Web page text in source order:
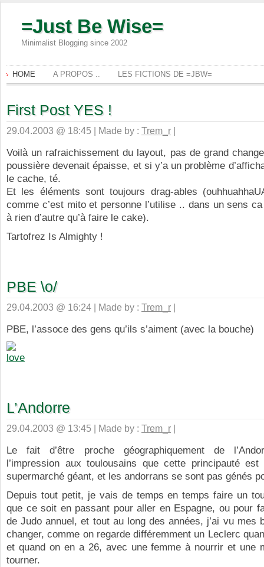
=Just Be Wise=
Minimalist Blogging since 2002
HOME A PROPOS .. LES FICTIONS DE =JBW=
First Post YES !
29.04.2003 @ 18:45 | Made by : Trem_r |
Voilà un rafraichissement du layout, pas de grand
poussière devenait épaisse, et si y’a un problème
le cache, té.
Et les éléments sont toujours drag-ables
comme c’est mito et personne l’utilise .. dans un sens
à rien d’autre qu’à faire le cake).
Tartofrez Is Almighty !
PBE \o/
29.04.2003 @ 16:24 | Made by : Trem_r |
PBE, l’assoce des gens qu’ils s’aiment (avec la bouche)
L’Andorre
29.04.2003 @ 13:45 | Made by : Trem_r |
Le fait d’être proche géographiquement de
l’impression aux toulousains que cette principauté
supermarché géant, et les andorrans se sont pas génés
Depuis tout petit, je vais de temps en temps faire un
que ce soit en passant pour aller en Espagne, ou pour
de Judo annuel, et tout au long des années, j’ai vu mes
changer, comme on regarde différemment un Leclerc
et quand on en a 26, avec une femme à nourrir et une
tourner.